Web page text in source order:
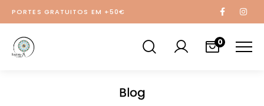
PORTES GRATUITOS EM +50€
0
Blog